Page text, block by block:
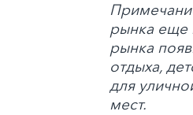
рынка еще
рынка
отдыха,
для
мест.